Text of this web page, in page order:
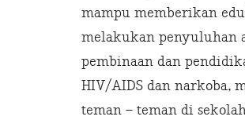
mampu memberikan
melakukan penyuluhan
pembinaan dan
HIV/AIDS dan narkoba,
teman – teman di